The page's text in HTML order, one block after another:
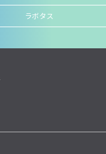
ラボタス